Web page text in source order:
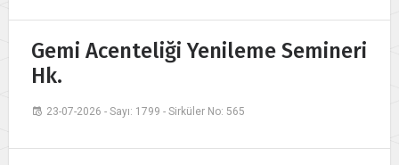
Gemi Acenteliği Yenileme Semineri
Hk.
23-07-2026 - Sayı: 1799 - Sirküler No: 565